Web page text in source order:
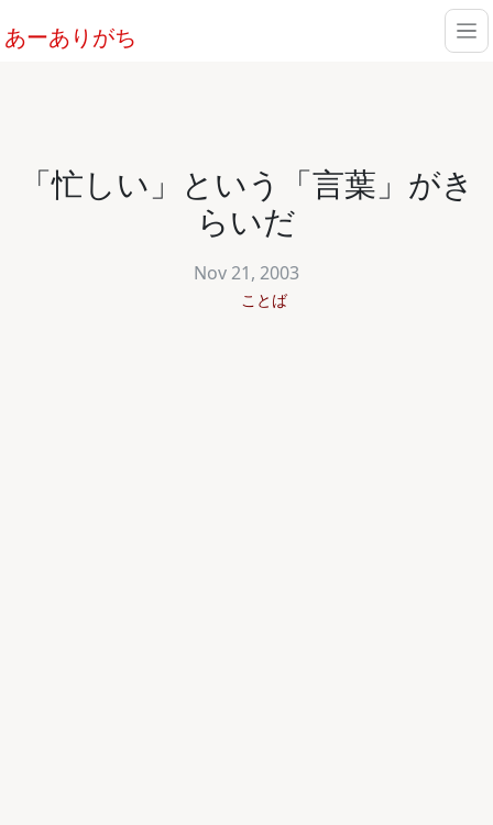
あーありがち
「忙しい」という「言葉」がき
らいだ
Nov 21, 2003
ことば